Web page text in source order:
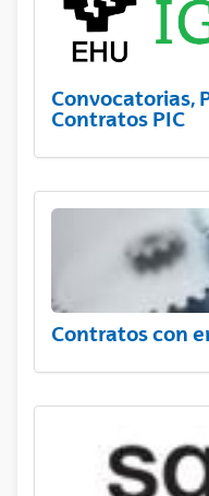
Convocatorias,
Contratos PIC
Contratos con